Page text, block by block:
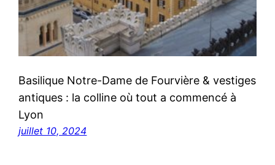
Basilique Notre-Dame de Fourvière & vestiges
antiques : la colline où tout a commencé à
Lyon
juillet 10, 2024